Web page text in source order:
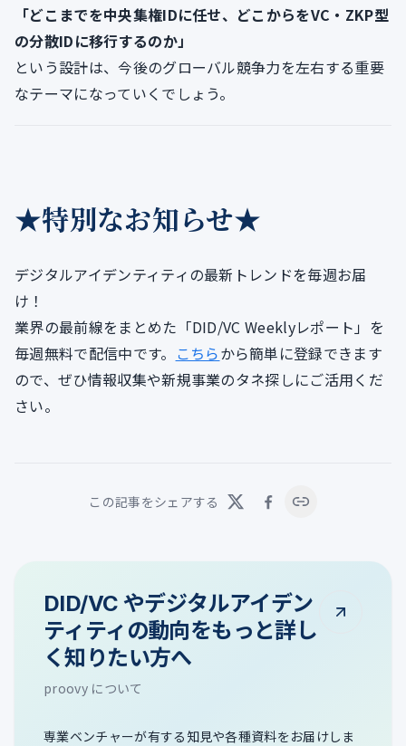
「どこまでを中央集権IDに任せ、どこからをVC・ZKP型
の分散IDに移行するのか」
という設計は、今後のグローバル競争力を左右する重要
なテーマになっていくでしょう。
★特別なお知らせ★
デジタルアイデンティティの最新トレンドを毎週お届
け！
業界の最前線をまとめた「DID/VC Weeklyレポート」を
毎週無料で配信中です。 こちらから簡単に登録できます
ので、ぜひ情報収集や新規事業のタネ探しにご活用くだ
さい。
この記事をシェアする
DID/VC やデジタルアイデン
ティティの動向をもっと詳し
く知りたい方へ
proovy について
専業ベンチャーが有する知見や各種資料をお届けしま